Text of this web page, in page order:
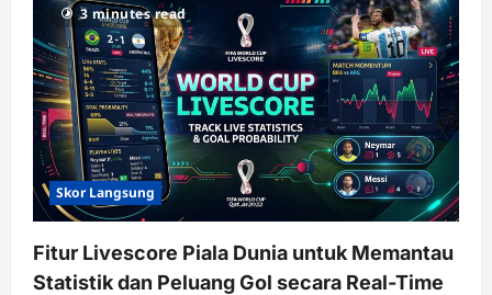
3 minutes read
Skor Langsung
Fitur Livescore Piala Dunia untuk Memantau
Statistik dan Peluang Gol secara Real-Time